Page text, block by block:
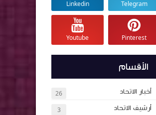
Telegram
Linkedin
Pinterest
Youtube
الأقسام
أخبار الاتحاد 26
أرشيف الاتحاد 3